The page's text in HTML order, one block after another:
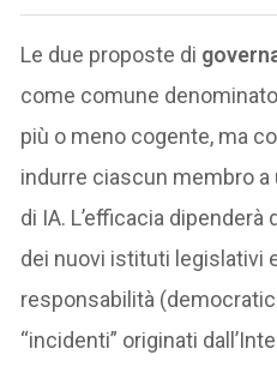
Le due proposte di
come comune
più o meno cogente, ma
indurre ciascun membro
di IA. L’efficacia
dei nuovi istituti legislativi
responsabilità
“incidenti” originati